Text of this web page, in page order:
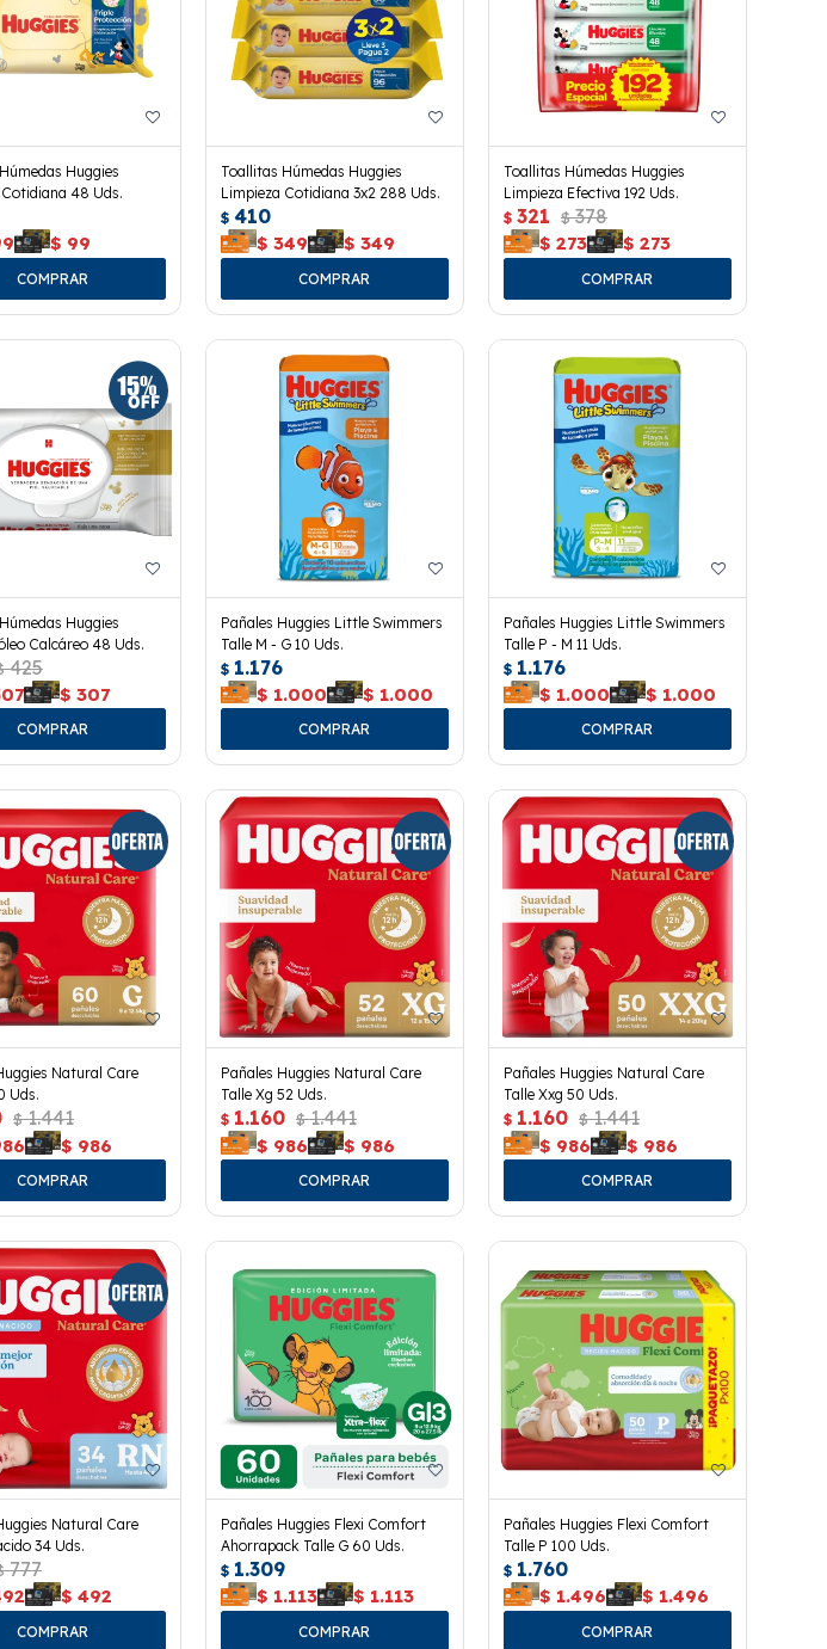
Huggies
48 Uds.
$ 99
Toallitas Húmedas Huggies
Limpieza Cotidiana 3x2 288 Uds.
$ 410
$ 349 $ 349
Toallitas Húmedas Huggies
Limpieza Efectiva 192 Uds.
$ 321 $ 378
$ 273 $ 273
Huggies
Calcáreo 48 Uds.
425
$ 307
Pañales Huggies Little Swimmers
Talle M - G 10 Uds.
$ 1.176
$ 1.000 $ 1.000
Pañales Huggies Little Swimmers
Talle P - M 11 Uds.
$ 1.176
$ 1.000 $ 1.000
Natural Care
Uds.
$ 1.441
$ 986
Pañales Huggies Natural Care
Talle Xg 52 Uds.
$ 1.160 $ 1.441
$ 986 $ 986
Pañales Huggies Natural Care
Talle Xxg 50 Uds.
$ 1.160 $ 1.441
$ 986 $ 986
Natural Care
34 Uds.
777
$ 492
Pañales Huggies Flexi Comfort
Ahorrapack Talle G 60 Uds.
$ 1.309
$ 1.113 $ 1.113
Pañales Huggies Flexi Comfort
Talle P 100 Uds.
$ 1.760
$ 1.496 $ 1.496